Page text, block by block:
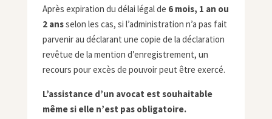
Après expiration du délai légal de 6 mois, 1 an ou
2 ansselon les cas, si l’administration n’a pas fait
parvenir au déclarant une copie de la déclaration
revêtue de la mention d’enregistrement, un
recours pour excès de pouvoir peut être exercé.
L’assistance d’un avocat est souhaitable
même si elle n’est pas obligatoire.